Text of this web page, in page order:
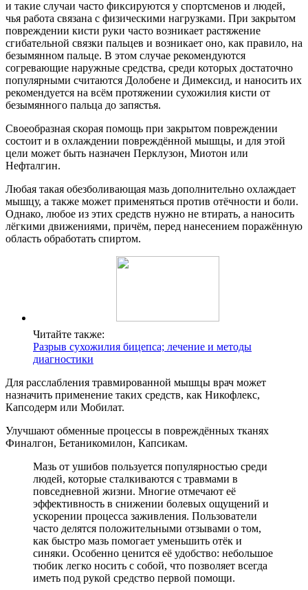
и такие случаи часто фиксируются у спортсменов и людей,
чья работа связана с физическими нагрузками. При закрытом
повреждении кисти руки часто возникает растяжение
сгибательной связки пальцев и возникает оно, как правило, на
безымянном пальце. В этом случае рекомендуются
согревающие наружные средства, среди которых достаточно
популярными считаются Долобене и Димексид, и наносить их
рекомендуется на всём протяжении сухожилия кисти от
безымянного пальца до запястья.
Своеобразная скорая помощь при закрытом повреждении
состоит и в охлаждении повреждённой мышцы, и для этой
цели может быть назначен Перклузон, Миотон или
Нефталгин.
Любая такая обезболивающая мазь дополнительно охлаждает
мышцу, а также может применяться против отёчности и боли.
Однако, любое из этих средств нужно не втирать, а наносить
лёгкими движениями, причём, перед нанесением поражённую
область обработать спиртом.
Читайте также:
Разрыв сухожилия бицепса; лечение и методы
диагностики
Для расслабления травмированной мышцы врач может
назначить применение таких средств, как Никофлекс,
Капсодерм или Мобилат.
Улучшают обменные процессы в повреждённых тканях
Финалгон, Бетаникомилон, Капсикам.
Мазь от ушибов пользуется популярностью среди
людей, которые сталкиваются с травмами в
повседневной жизни. Многие отмечают её
эффективность в снижении болевых ощущений и
ускорении процесса заживления. Пользователи
часто делятся положительными отзывами о том,
как быстро мазь помогает уменьшить отёк и
синяки. Особенно ценится её удобство: небольшое
тюбик легко носить с собой, что позволяет всегда
иметь под рукой средство первой помощи.